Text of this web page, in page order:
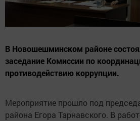
В Новошешминском районе
заседание Комиссии по
противодействию коррупции.
Мероприятие прошло под
района Егора Тарнавского. В